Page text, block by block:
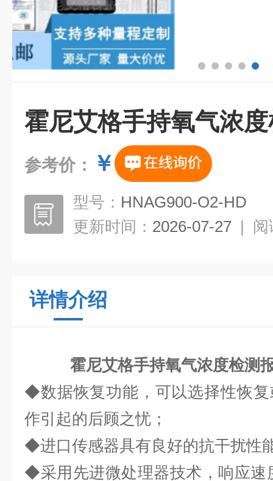
霍尼艾格手持氧气浓
参考价： ￥
型号： HNAG900-O2-HD
更新时间： 2026-07-27 | 阅
详情介绍
霍尼艾格手持氧气浓度检测
◆数据恢复功能，可以选择性恢
作引起的后顾之忧；
◆进口传感器具有良好的抗干扰性
◆采用先进微处理器技术，响应速